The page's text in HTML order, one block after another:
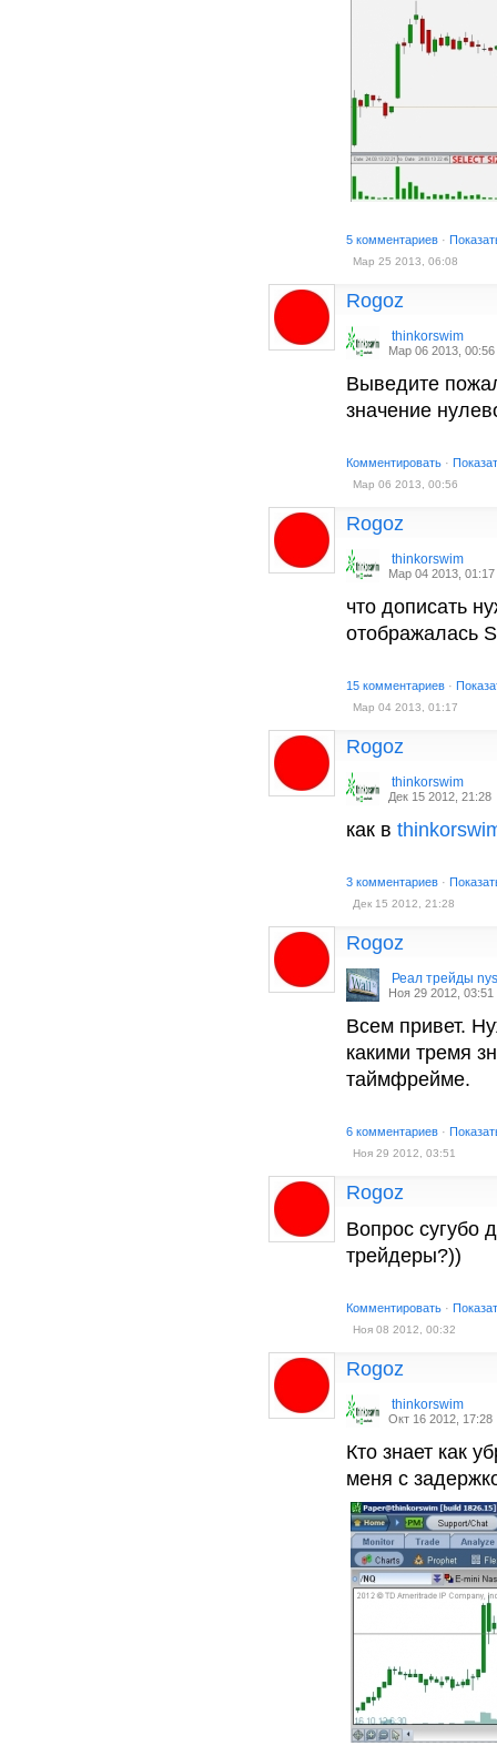
5 комментариев ·
Мар 25 2013, 06:08
Rogoz
thinkorswim
Мар 06 2013, 00:56
Выведите
значение
Комментировать ·
Мар 06 2013, 00:56
Rogoz
thinkorswim
Мар 04 2013, 01:17
что дописать
отображалась
15 комментариев ·
Мар 04 2013, 01:17
Rogoz
thinkorswim
Дек 15 2012, 21:28
как в
3 комментариев ·
Дек 15 2012, 21:28
Rogoz
Реал трейды
Ноя 29 2012, 03:51
Всем привет.
какими тремя
таймфрейме.
6 комментариев ·
Ноя 29 2012, 03:51
Rogoz
Вопрос сугубо
трейдеры?))
Комментировать ·
Ноя 08 2012, 00:32
Rogoz
thinkorswim
Окт 16 2012, 17:28
Кто знает как
меня с